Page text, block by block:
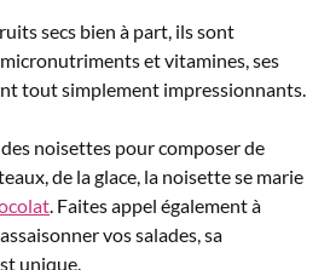
secs bien à part, ils sont
et vitamines, ses
tout simplement impressionnants.
noisettes pour composer de
de la glace, la noisette se marie
. Faites appel également à
vos salades, sa
unique.